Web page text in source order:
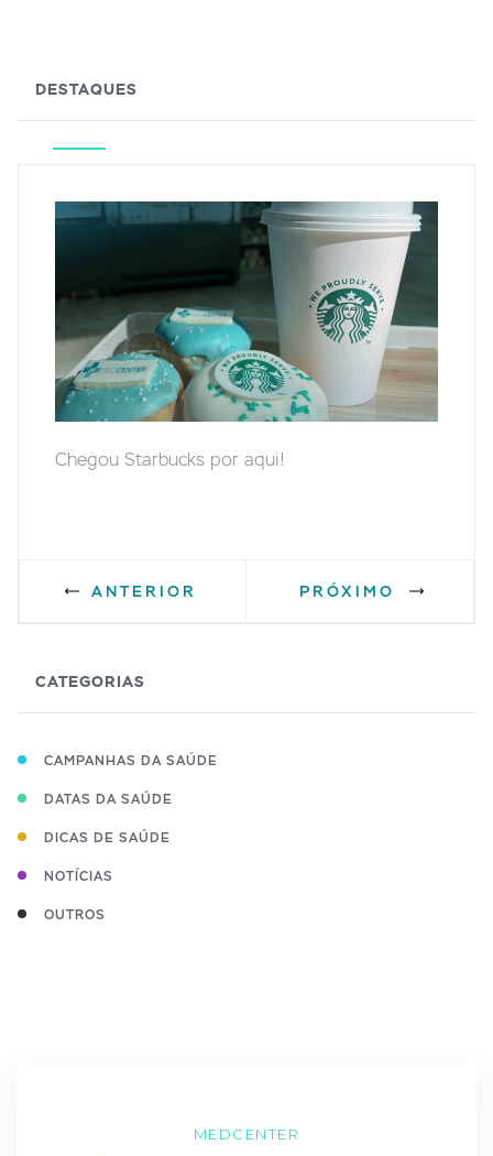
DESTAQUES
Chegou Starbucks por aqui!
ANTERIOR PRÓXIMO
CATEGORIAS
CAMPANHAS DA SAÚDE
DATAS DA SAÚDE
DICAS DE SAÚDE
NOTÍCIAS
OUTROS
MEDCENTER